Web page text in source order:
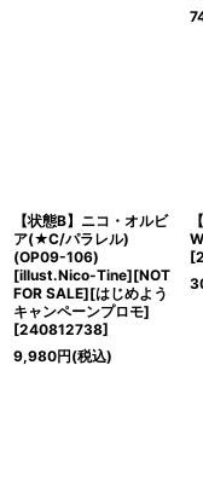
【状態B】ニコ・オルビ
ア(★C/パラレル)
(OP09-106)
[illust.Nico-Tine][NOT
FOR SALE][はじめよう
キャンペーンプロモ]
[240812738]
9,980円(税込)
[